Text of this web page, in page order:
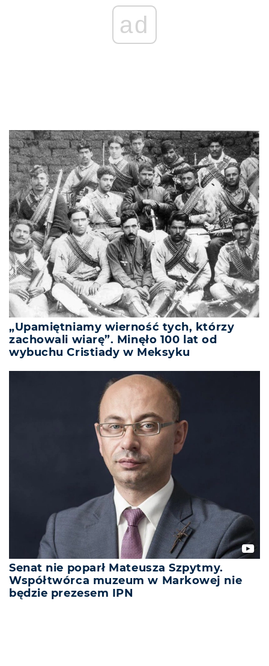
ad
„Upamiętniamy wierność tych, którzy
zachowali wiarę”. Minęło 100 lat od
wybuchu Cristiady w Meksyku
Senat nie poparł Mateusza Szpytmy.
Współtwórca muzeum w Markowej nie
będzie prezesem IPN